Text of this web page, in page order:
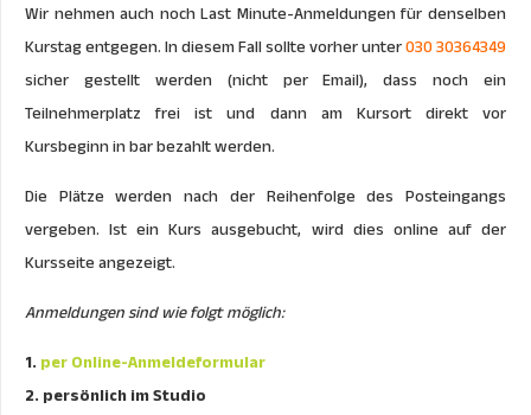
Wir nehmen auch noch Last Minute-Anmeldungen für denselben
Kurstag entgegen. In diesem Fall sollte vorher unter030 30364349
sicher gestellt werden (nicht per Email), dass noch ein
Teilnehmerplatz frei ist und dann am Kursort direkt vor
Kursbeginn in bar bezahlt werden.
Die Plätze werden nach der Reihenfolge des Posteingangs
vergeben. Ist ein Kurs ausgebucht, wird dies online auf der
Kursseite angezeigt.
Anmeldungen sind wie folgt möglich:
1. per Online-Anmeldeformular
2. persönlich im Studio